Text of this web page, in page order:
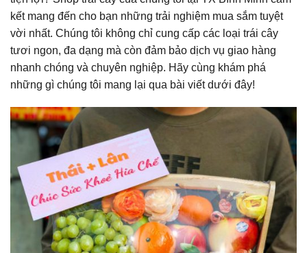
kết mang đến cho bạn những trải nghiệm mua sắm tuyệt
vời nhất. Chúng tôi không chỉ cung cấp các loại trái cây
tươi ngon, đa dạng mà còn đảm bảo dịch vụ giao hàng
nhanh chóng và chuyên nghiệp. Hãy cùng khám phá
những gì chúng tôi mang lại qua bài viết dưới đây!